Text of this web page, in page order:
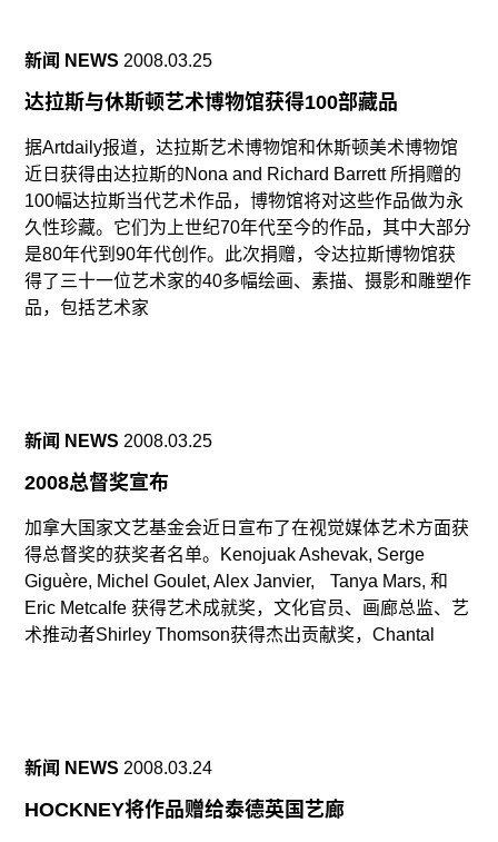
新闻 NEWS 2008.03.25
达拉斯与休斯顿艺术博物馆获得100部藏品
据Artdaily报道，达拉斯艺术博物馆和休斯顿美术博物馆
近日获得由达拉斯的Nona and Richard Barrett 所捐赠的
100幅达拉斯当代艺术作品，博物馆将对这些作品做为永
久性珍藏。它们为上世纪70年代至今的作品，其中大部分
是80年代到90年代创作。此次捐赠，令达拉斯博物馆获
得了三十一位艺术家的40多幅绘画、素描、摄影和雕塑作
品，包括艺术家
新闻 NEWS 2008.03.25
2008总督奖宣布
加拿大国家文艺基金会近日宣布了在视觉媒体艺术方面获
得总督奖的获奖者名单。Kenojuak Ashevak, Serge
Giguère, Michel Goulet, Alex Janvier, Tanya Mars, 和
Eric Metcalfe 获得艺术成就奖，文化官员、画廊总监、艺
术推动者Shirley Thomson获得杰出贡献奖，Chantal
新闻 NEWS 2008.03.24
HOCKNEY将作品赠给泰德英国艺廊